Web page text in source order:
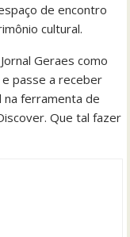
de encontro
cultural.
Geraes como
passe a receber
na ferramenta de
Que tal fazer